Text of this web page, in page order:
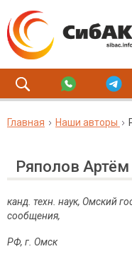
Главная Наши авторы
Ряполов
канд. техн. наук, Омский
сообщения,
РФ, г. Омск